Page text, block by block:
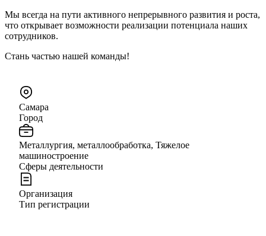
Мы всегда на пути активного непрерывного развития и роста,
что открывает возможности реализации потенциала наших
сотрудников.
Стань частью нашей команды!
Самара
Город
Металлургия, металлообработка, Тяжелое
машиностроение
Сферы деятельности
Организация
Тип регистрации